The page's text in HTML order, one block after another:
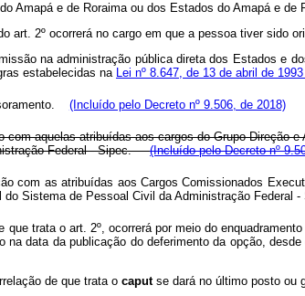
Amapá e de Roraima ou dos Estados do Amapá e de
art. 2º ocorrerá no cargo em que a pessoa tiver sido
na administração pública direta dos Estados e
estabelecidas na Lei nº 8.647, de 13 de abril de 1993
(Incluído pelo Decreto nº 9.506, de 2018)
com aquelas atribuídas aos cargos do Grupo-
Federal - Sipec.(Incluído pelo Decreto nº
com as atribuídas aos Cargos Comissionados
do Sistema de Pessoal Civil da Administração
trata o art. 2º, ocorrerá por meio do
data da publicação do deferimento da opção,
de que trata o caput se dará no último posto ou